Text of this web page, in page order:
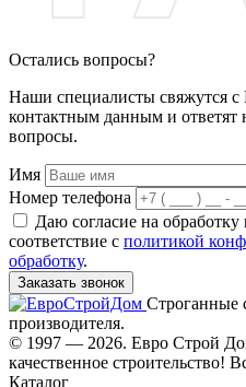
Остались вопросы?
Наши специалисты свяжутся
контактным данным и
вопросы.
Имя
Номер телефона
Даю согласие на
соответствие с политикой
обработку.
Заказать звонок
Строганные
производителя.
© 1997 — 2026. Евро Строй
качественное строительство!
Каталог